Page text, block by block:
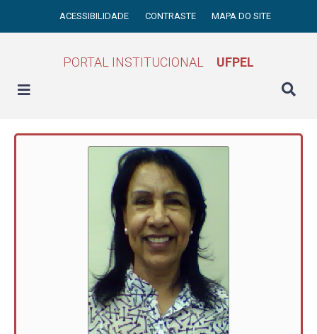
ACESSIBILIDADE CONTRASTE MAPA DO SITE
PORTAL INSTITUCIONAL UFPEL